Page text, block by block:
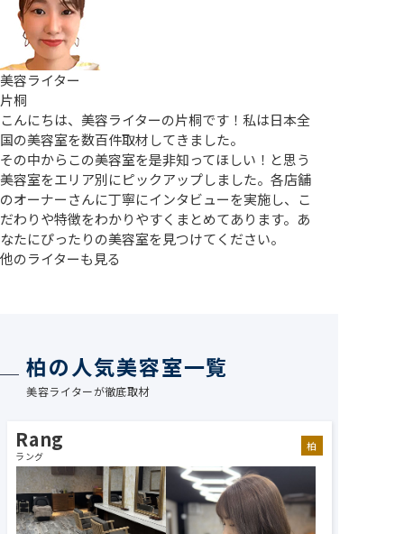
美容ライター
片桐
こんにちは、美容ライターの片桐です！私は日本全
国の美容室を数百件取材してきました。
その中からこの美容室を是非知ってほしい！と思う
美容室をエリア別にピックアップしました。各店舗
のオーナーさんに丁寧にインタビューを実施し、こ
だわりや特徴をわかりやすくまとめてあります。あ
なたにぴったりの美容室を見つけてください。
他のライターも見る
柏の人気美容室一覧
美容ライターが徹底取材
Rang
ラング
柏